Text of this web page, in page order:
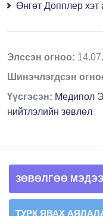
Өнгөт Допплер
Элссэн огноо:
Шинэчлэгдсэн
Үүсгэсэн: Медипол
нийтлэлийн зөвлөл
ЗӨВӨЛГӨӨ
ТУРК ЯВАХ